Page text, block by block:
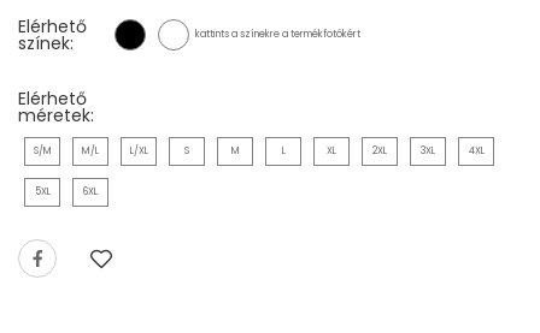
Elérhető
színek: kattints a színekre a termékfotókért
Elérhető
méretek:
S/M M/L L/XL S M L XL 2XL 3XL 4XL
5XL 6XL